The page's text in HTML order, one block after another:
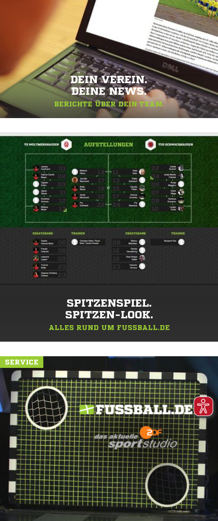
DEIN VEREIN.
DEINE NEWS.
BERICHTE ÜBER DEIN TEAM.
SPITZENSPIEL.
SPITZEN-LOOK.
ALLES RUND UM FUSSBALL.DE
SERVICE